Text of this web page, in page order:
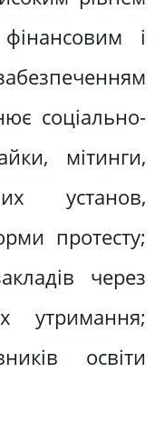
фінансовим і
соціально-
мітинги,
установ,
протесту;
через
утримання;
освіти